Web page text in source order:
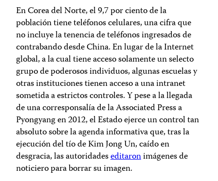
En Corea del Norte, el 9,7 por ciento de la
población tiene teléfonos celulares, una cifra que
no incluye la tenencia de teléfonos ingresados de
contrabando desde China. En lugar de la Internet
global, a la cual tiene acceso solamente un selecto
grupo de poderosos individuos, algunas escuelas y
otras instituciones tienen acceso a una intranet
sometida a estrictos controles. Y pese a la llegada
de una corresponsalía de la Associated Press a
Pyongyang en 2012, el Estado ejerce un control tan
absoluto sobre la agenda informativa que, tras la
ejecución del tío de Kim Jong Un, caído en
desgracia, las autoridadeseditaronimágenes de
noticiero para borrar su imagen.